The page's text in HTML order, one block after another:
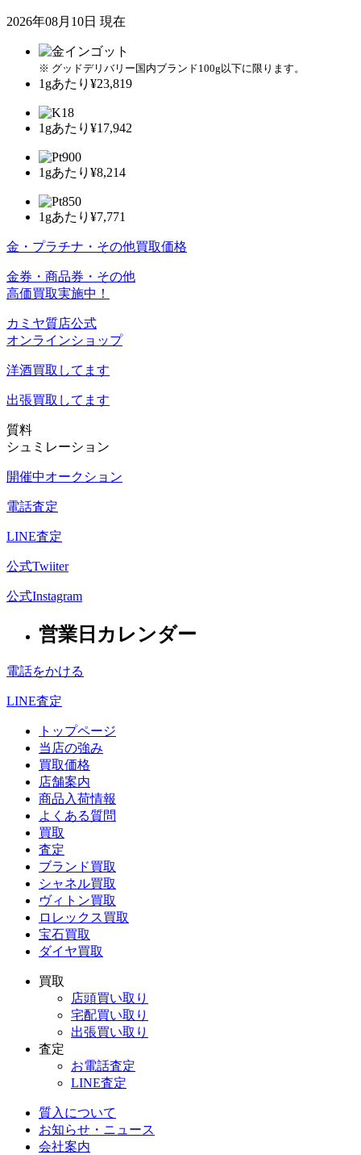
2026年08月10日 現在
※ グッドデリバリー国内ブランド100g以下に限ります。
1gあたり ¥23,819
1gあたり ¥17,942
1gあたり ¥8,214
1gあたり ¥7,771
金・プラチナ・その他買取価格
金券・商品券・その他
高価買取実施中！
カミヤ質店公式
オンラインショップ
洋酒買取してます
出張買取 してます
質料
シュミレーション
開催中オークション
電話査定
LINE査定
公式Twiiter
公式Instagram
営業日カレンダー
電話をかける
LINE査定
トップページ
当店の強み
買取価格
店舗案内
商品入荷情報
よくある質問
買取
査定
ブランド買取
シャネル買取
ヴィトン買取
ロレックス買取
宝石買取
ダイヤ買取
買取
店頭買い取り
宅配買い取り
出張買い取り
査定
お電話査定
LINE査定
質入について
お知らせ・ニュース
会社案内